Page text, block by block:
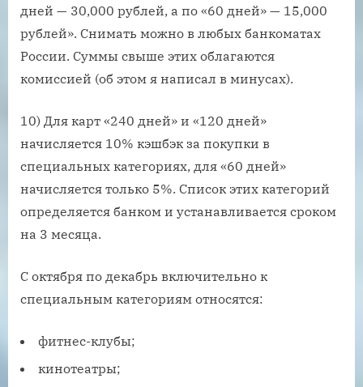
дней — 30,000 рублей, а по «60 дней» — 15,000
рублей». Снимать можно в любых банкоматах
России. Суммы свыше этих облагаются
комиссией (об этом я написал в минусах).
10) Для карт «240 дней» и «120 дней»
начисляется 10% кэшбэк за покупки в
специальных категориях, для «60 дней»
начисляется только 5%. Список этих категорий
определяется банком и устанавливается сроком
на 3 месяца.
С октября по декабрь включительно к
специальным категориям относятся:
фитнес-клубы;
кинотеатры;